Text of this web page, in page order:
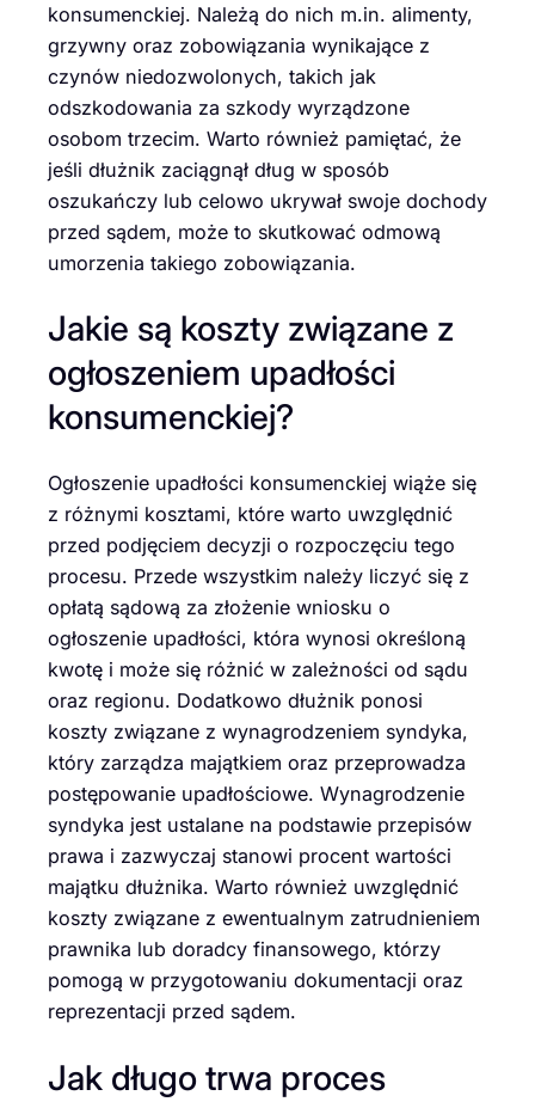
konsumenckiej. Należą do nich m.in. alimenty,
grzywny oraz zobowiązania wynikające z
czynów niedozwolonych, takich jak
odszkodowania za szkody wyrządzone
osobom trzecim. Warto również pamiętać, że
jeśli dłużnik zaciągnął dług w sposób
oszukańczy lub celowo ukrywał swoje dochody
przed sądem, może to skutkować odmową
umorzenia takiego zobowiązania.
Jakie są koszty związane z
ogłoszeniem upadłości
konsumenckiej?
Ogłoszenie upadłości konsumenckiej wiąże się
z różnymi kosztami, które warto uwzględnić
przed podjęciem decyzji o rozpoczęciu tego
procesu. Przede wszystkim należy liczyć się z
opłatą sądową za złożenie wniosku o
ogłoszenie upadłości, która wynosi określoną
kwotę i może się różnić w zależności od sądu
oraz regionu. Dodatkowo dłużnik ponosi
koszty związane z wynagrodzeniem syndyka,
który zarządza majątkiem oraz przeprowadza
postępowanie upadłościowe. Wynagrodzenie
syndyka jest ustalane na podstawie przepisów
prawa i zazwyczaj stanowi procent wartości
majątku dłużnika. Warto również uwzględnić
koszty związane z ewentualnym zatrudnieniem
prawnika lub doradcy finansowego, którzy
pomogą w przygotowaniu dokumentacji oraz
reprezentacji przed sądem.
Jak długo trwa proces